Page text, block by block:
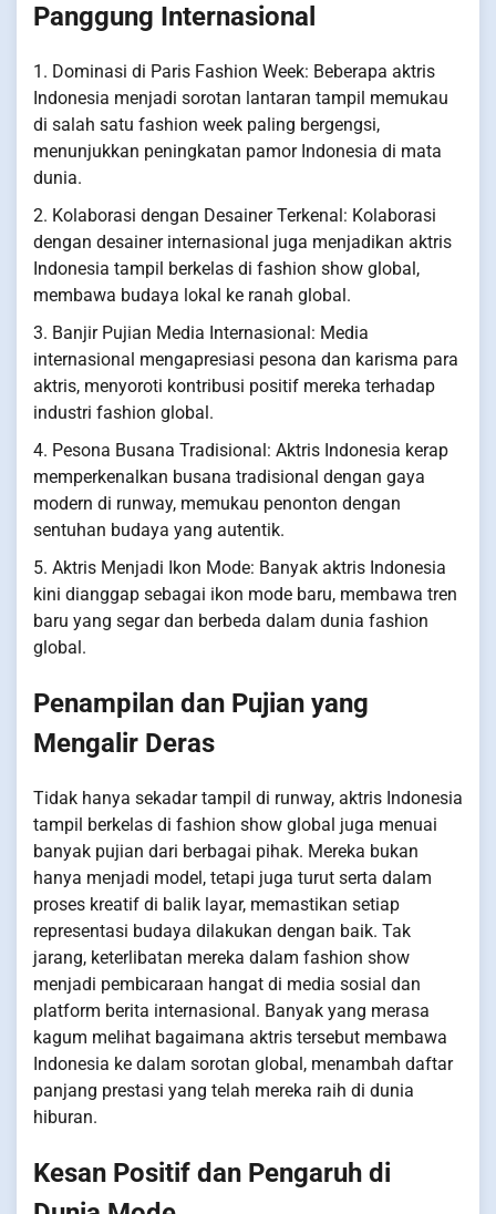
Panggung Internasional
1. Dominasi di Paris Fashion Week: Beberapa aktris
Indonesia menjadi sorotan lantaran tampil memukau
di salah satu fashion week paling bergengsi,
menunjukkan peningkatan pamor Indonesia di mata
dunia.
2. Kolaborasi dengan Desainer Terkenal: Kolaborasi
dengan desainer internasional juga menjadikan aktris
Indonesia tampil berkelas di fashion show global,
membawa budaya lokal ke ranah global.
3. Banjir Pujian Media Internasional: Media
internasional mengapresiasi pesona dan karisma para
aktris, menyoroti kontribusi positif mereka terhadap
industri fashion global.
4. Pesona Busana Tradisional: Aktris Indonesia kerap
memperkenalkan busana tradisional dengan gaya
modern di runway, memukau penonton dengan
sentuhan budaya yang autentik.
5. Aktris Menjadi Ikon Mode: Banyak aktris Indonesia
kini dianggap sebagai ikon mode baru, membawa tren
baru yang segar dan berbeda dalam dunia fashion
global.
Penampilan dan Pujian yang
Mengalir Deras
Tidak hanya sekadar tampil di runway, aktris Indonesia
tampil berkelas di fashion show global juga menuai
banyak pujian dari berbagai pihak. Mereka bukan
hanya menjadi model, tetapi juga turut serta dalam
proses kreatif di balik layar, memastikan setiap
representasi budaya dilakukan dengan baik. Tak
jarang, keterlibatan mereka dalam fashion show
menjadi pembicaraan hangat di media sosial dan
platform berita internasional. Banyak yang merasa
kagum melihat bagaimana aktris tersebut membawa
Indonesia ke dalam sorotan global, menambah daftar
panjang prestasi yang telah mereka raih di dunia
hiburan.
Kesan Positif dan Pengaruh di